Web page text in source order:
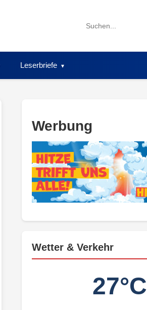
Search
Leserbriefe
Werbung
Wetter & Verkehr
27°C